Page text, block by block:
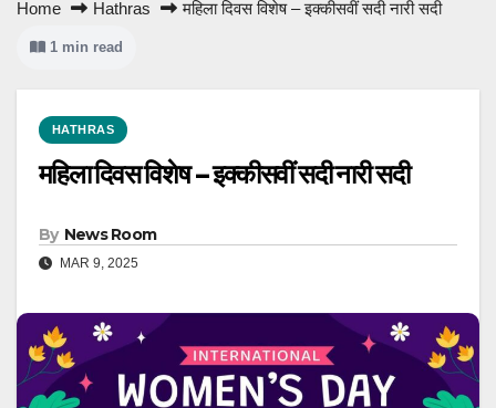
Home Hathras महिला दिवस विशेष – इक्कीसवीं सदी नारी सदी
1 min read
HATHRAS
महिला दिवस विशेष – इक्कीसवीं सदी नारी सदी
By News Room
MAR 9, 2025